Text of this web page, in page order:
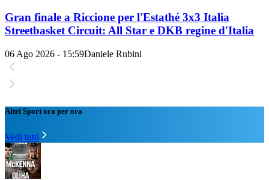
Gran finale a Riccione per l'Estathé 3x3 Italia
Streetbasket Circuit: All Star e DKB regine d'Italia
06 Ago 2026 - 15:59Daniele Rubini
Altri Sport ora per ora
Vedi tutti